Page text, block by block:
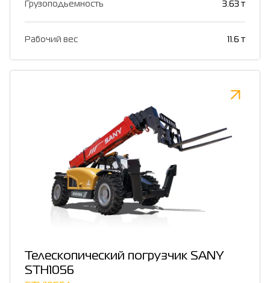
Грузоподьемность 3.63 т
Рабочий вес 11.6 т
Телескопический погрузчик SANY
STH1056